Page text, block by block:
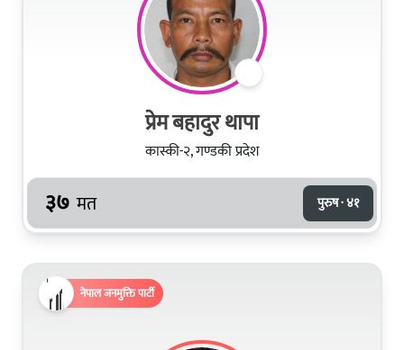
प्रेम बहादुर थापा
कास्की-२, गण्डकी प्रदेश
३७ मत पुरुष · ४१
नेपाल जनमुक्ति पार्टी